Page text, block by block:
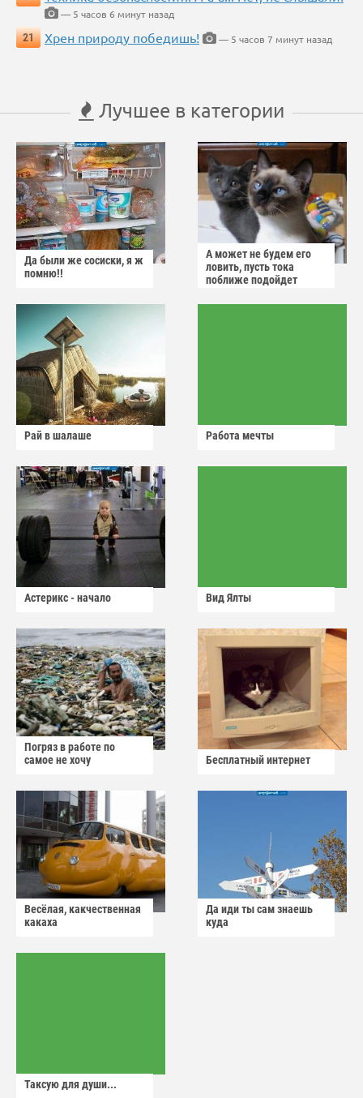
— 5 часов 6 минут назад
21
Хрен природу победишь! — 5 часов 7 минут назад
Лучшее в категории
Да были же сосиски, я ж
помню!!
А может не будем его
ловить, пусть тока
поближе подойдет
Рай в шалаше Работа мечты
Астерикс - начало Вид Ялты
Погряз в работе по
самое не хочу
Бесплатный интернет
Весёлая, какчественная
какаха
Да иди ты сам знаешь
куда
Таксую для души...